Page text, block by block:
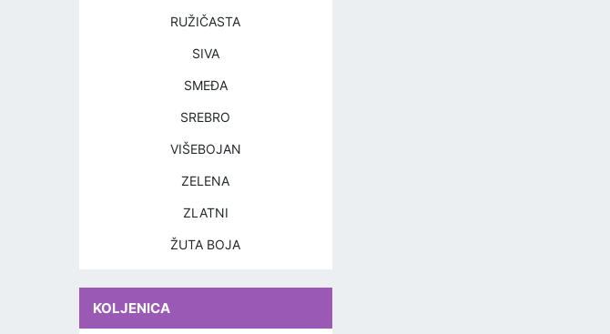
RUŽIČASTA
SIVA
SMEĐA
SREBRO
VIŠEBOJAN
ZELENA
ZLATNI
ŽUTA BOJA
KOLJENICA